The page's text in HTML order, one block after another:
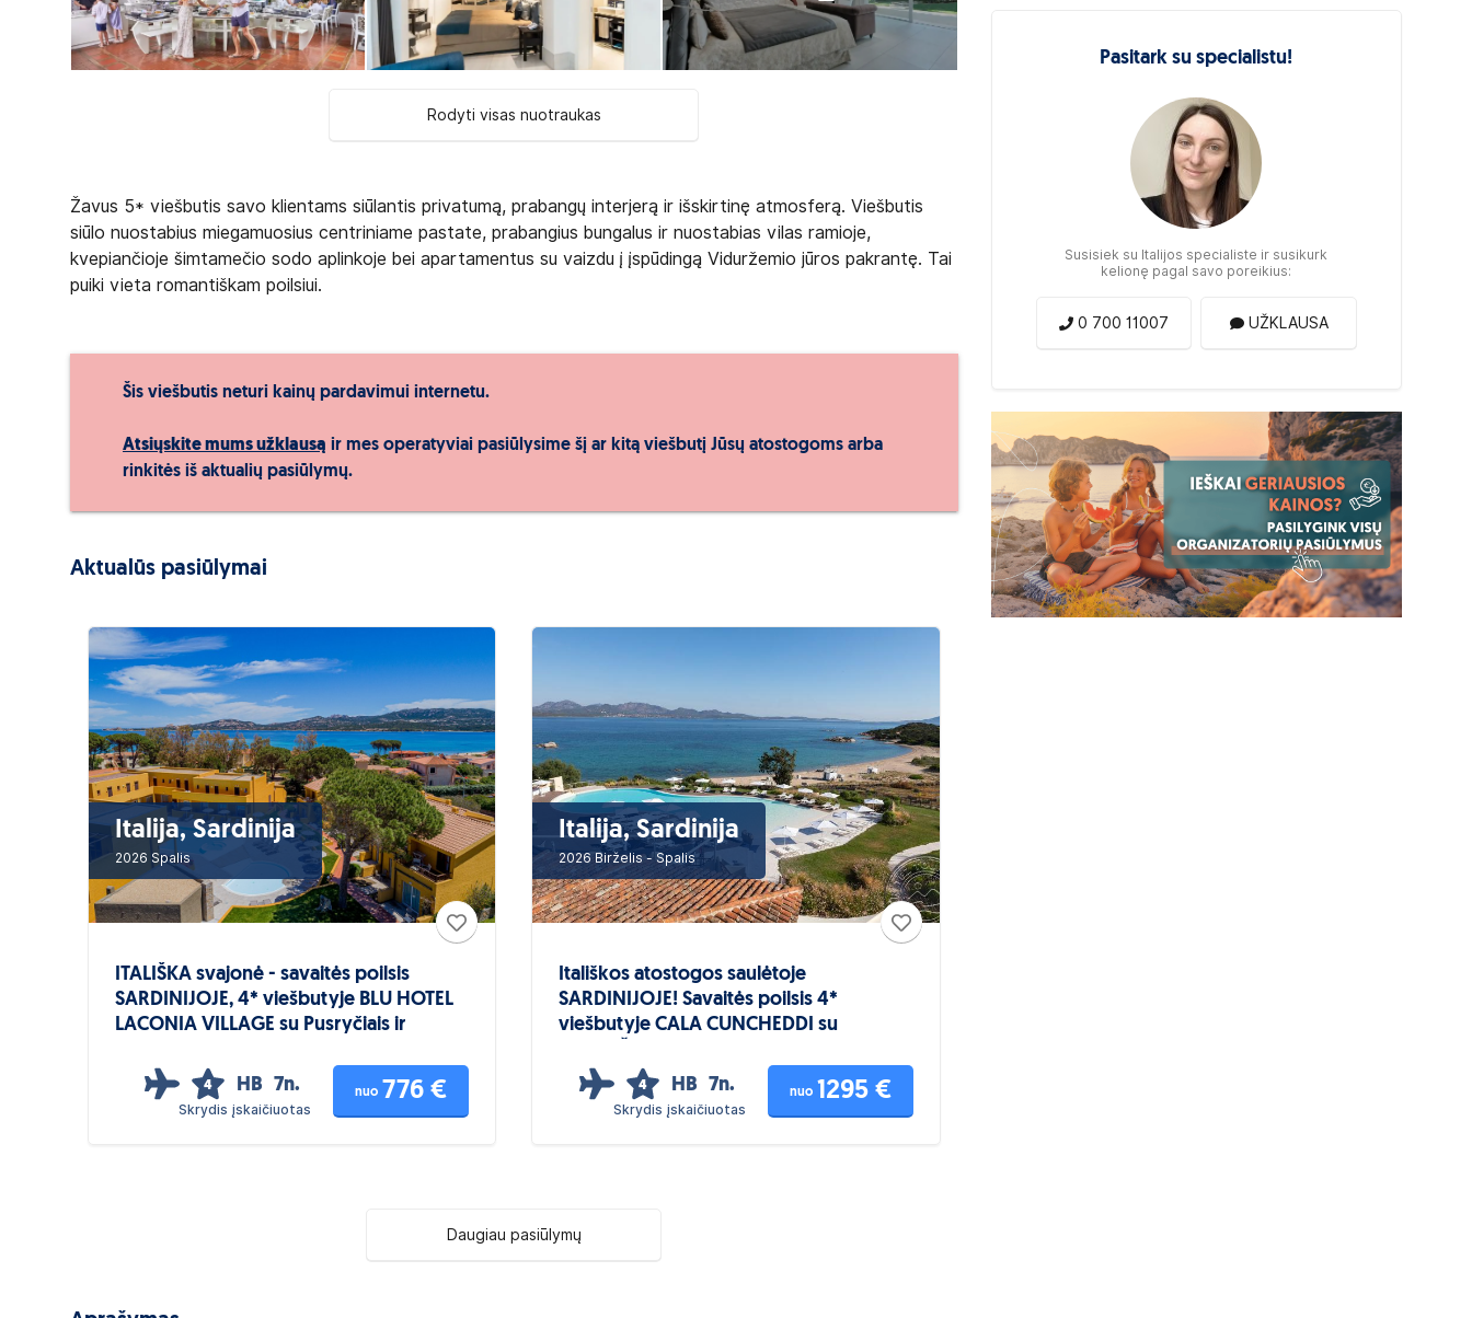
Rodyti visas nuotraukas
Žavus 5* viešbutis savo klientams siūlantis privatumą, prabangų interjerą ir išskirtinę atmosferą. Viešbutis
siūlo nuostabius miegamuosius centriniame pastate, prabangius bungalus ir nuostabias vilas ramioje,
kvepiančioje šimtamečio sodo aplinkoje bei apartamentus su vaizdu į įspūdingą Viduržemio jūros pakrantę. Tai
puiki vieta romantiškam poilsiui.
Šis viešbutis neturi kainų pardavimui internetu.
Atsiųskite mums užklausą ir mes operatyviai pasiūlysime šį ar kitą viešbutį Jūsų atostogoms arba
rinkitės iš aktualių pasiūlymų.
Aktualūs pasiūlymai
Italija, Sardinija
2026 Spalis
ITALIŠKA svajonė - savaitės poilsis
SARDINIJOJE, 4* viešbutyje BLU HOTEL
LACONIA VILLAGE su Pusryčiais ir
4 HB 7n.
Skrydis įskaičiuotas
nuo 776 €
Italija, Sardinija
2026 Birželis - Spalis
Itališkos atostogos saulėtoje
SARDINIJOJE! Savaitės poilsis 4*
viešbutyje CALA CUNCHEDDI su
4 HB 7n.
Skrydis įskaičiuotas
nuo 1295 €
Daugiau pasiūlymų
Pasitark su specialistu!
Susisiek su Italijos specialiste ir susikurk
kelionę pagal savo poreikius:
0 700 11007 UŽKLAUSA